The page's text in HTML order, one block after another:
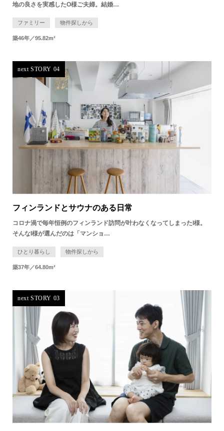
地の良さを実感したO様ご夫婦。結婚…
ファミリー 物件探しから
築46年／95.82m²
next STORY 04
フィンランドとサウナのある日常
コロナ渦で毎年恒例のフィンランド訪問が叶わなくなってしまったI様。
そんなI様が選んだのは「マンショ…
ひとり暮らし 物件探しから
築37年 ／64.80m²
next STORY 03